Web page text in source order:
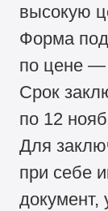
высокую
Форма
по цене —
Срок
по 12
Для
при себе
документ,